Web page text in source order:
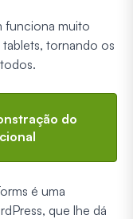
funciona muito
tornando os
do
é uma
que lhe dá